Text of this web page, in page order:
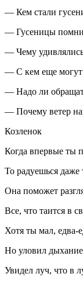
— Кем стали
— Гусеницы
— Чему
— С кем еще могут
— Надо ли
— Почему ветер
Козленок
Когда впервые ты
То радуешься
Она поможет
Все, что таится в
Хотя ты мал, едва-
Но уловил
Увидел луч, что в